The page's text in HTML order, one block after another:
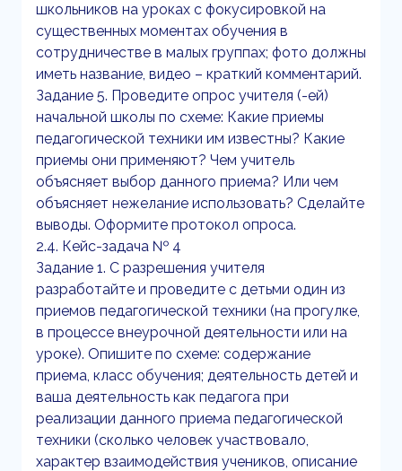
школьников на уроках с фокусировкой на
существенных моментах обучения в
сотрудничестве в малых группах; фото должны
иметь название, видео – краткий комментарий.
Задание 5. Проведите опрос учителя (-ей)
начальной школы по схеме: Какие приемы
педагогической техники им известны? Какие
приемы они применяют? Чем учитель
объясняет выбор данного приема? Или чем
объясняет нежелание использовать? Сделайте
выводы. Оформите протокол опроса.
2.4. Кейс-задача № 4
Задание 1. С разрешения учителя
разработайте и проведите с детьми один из
приемов педагогической техники (на прогулке,
в процессе внеурочной деятельности или на
уроке). Опишите по схеме: содержание
приема, класс обучения; деятельность детей и
ваша деятельность как педагога при
реализации данного приема педагогической
техники (сколько человек участвовало,
характер взаимодействия учеников, описание